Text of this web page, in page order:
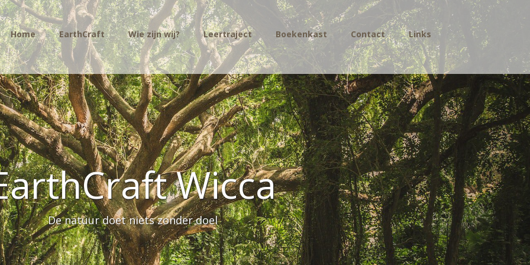
Home EarthCraft Wie zijn wij? Leertraject Boekenkast Contact Links
Wicca
De natuur doet niets zonder doel